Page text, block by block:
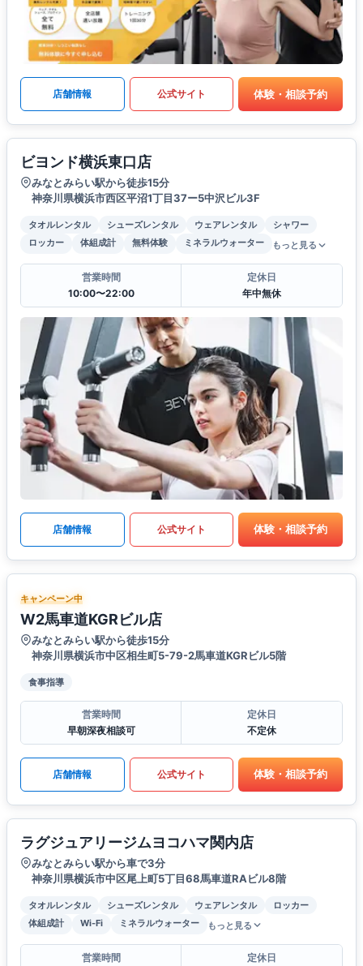
店舗情報 公式サイト 体験・相談予約
ビヨンド横浜東口店
みなとみらい駅から徒歩15分
神奈川県横浜市西区平沼1丁目37ー5中沢ビル3F
タオルレンタル シューズレンタル ウェアレンタル
シャワー
ロッカー
体組成計 無料体験 ミネラルウォーター もっと見る
営業時間
10:00〜22:00
定休日
年中無休
店舗情報 公式サイト 体験・相談予約
キャンペーン中
W2馬車道KGRビル店
みなとみらい駅から徒歩15分
神奈川県横浜市中区相生町5-79-2馬車道KGRビル5階
食事指導
営業時間
早朝深夜相談可
定休日
不定休
店舗情報 公式サイト 体験・相談予約
ラグジュアリージムヨコハマ関内店
みなとみらい駅から車で3分
神奈川県横浜市中区尾上町5丁目68馬車道RAビル8階
タオルレンタル シューズレンタル ウェアレンタル
ロッカー
体組成計
Wi-Fi ミネラルウォーター もっと見る
営業時間
定休日